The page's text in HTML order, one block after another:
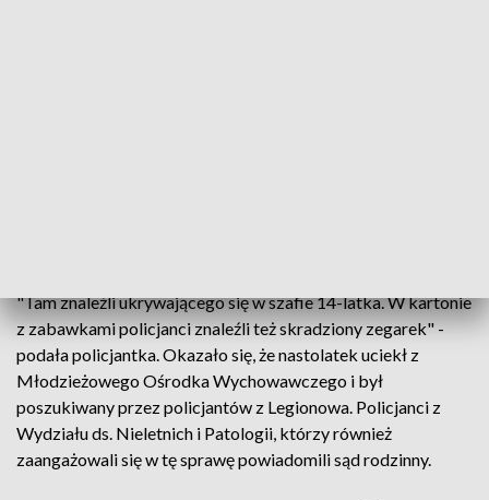
"Tam znaleźli ukrywającego się w szafie 14-latka. W kartonie
z zabawkami policjanci znaleźli też skradziony zegarek" -
podała policjantka. Okazało się, że nastolatek uciekł z
Młodzieżowego Ośrodka Wychowawczego i był
poszukiwany przez policjantów z Legionowa. Policjanci z
Wydziału ds. Nieletnich i Patologii, którzy również
zaangażowali się w tę sprawę powiadomili sąd rodzinny.